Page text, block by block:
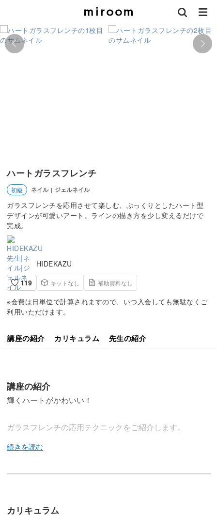
ハートガラスフレンチ
初級 ネイル | ジェルネイル
ガラスフレンチを応用させて楽しむ、ぷっくりとしたハート型
デザインが可愛いアート。ラインの描き方を少し変えるだけで
完成。
HIDEKAZU
119
キットなし 補助資料なし
※会費は日単位で計算されますので、いつ入会しても無駄なくご
利用いただけます。
講座の紹介 カリキュラム 先生の紹介
講座の紹介
輝くハートがかわいい！
ガラスフレンチの応用テクニックをご紹介します。
ですがラインの描き方を少し変えるだけで、こんなキュー
カリキュラム